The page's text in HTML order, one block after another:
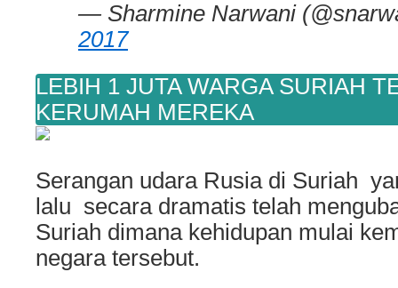
— Sharmine Narwani
2017
LEBIH 1 JUTA WARGA SURIAH
KERUMAH MEREKA
Serangan udara Rusia di Suriah
lalu secara dramatis telah
Suriah dimana kehidupan mulai
negara tersebut.